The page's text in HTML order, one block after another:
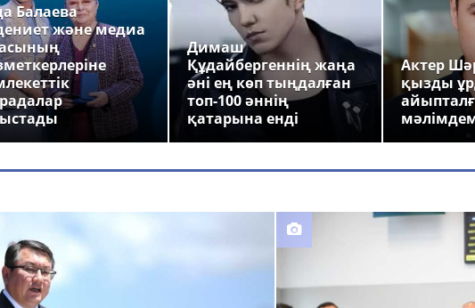
Балаева
және медиа
Димаш
Құдайбергеннің жаңа
әні ең көп тыңдалған
топ-100 әннің
қатарына енді
Актер
қызды